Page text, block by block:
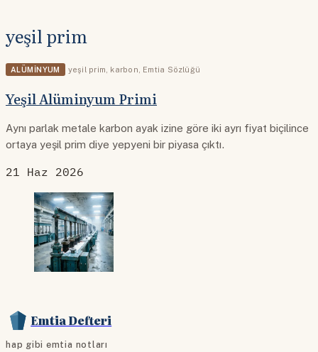
yeşil prim
ALÜMINYUM yeşil prim, karbon, Emtia Sözlüğü
Yeşil Alüminyum Primi
Aynı parlak metale karbon ayak izine göre iki ayrı fiyat biçilince
ortaya yeşil prim diye yepyeni bir piyasa çıktı.
21 Haz 2026
Emtia Defteri
hap gibi emtia notları